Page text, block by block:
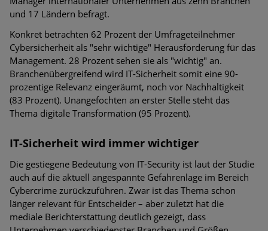
und 17 Ländern befragt.
Konkret betrachten 62 Prozent der Umfrageteilnehmer
Cybersicherheit als "sehr wichtige" Herausforderung für das
Management. 28 Prozent sehen sie als "wichtig" an.
Branchenübergreifend wird IT-Sicherheit somit eine 90-
prozentige Relevanz eingeräumt, noch vor Nachhaltigkeit
(83 Prozent). Unangefochten an erster Stelle steht das
Thema digitale Transformation (95 Prozent).
IT-Sicherheit wird immer wichtiger
Die gestiegene Bedeutung von IT-Security ist laut der Studie
auch auf die aktuell angespannte Gefahrenlage im Bereich
Cybercrime zurückzuführen. Zwar ist das Thema schon
länger relevant für Entscheider – aber zuletzt hat die
mediale Berichterstattung deutlich gezeigt, dass